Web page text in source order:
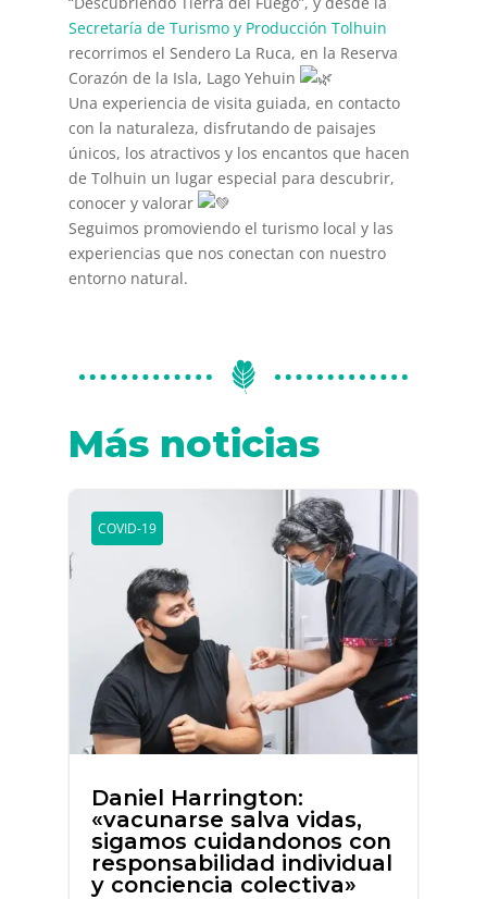
Secretaría de Turismo y Producción Tolhuin
recorrimos el Sendero La Ruca, en la Reserva
Corazón de la Isla, Lago Yehuin
Una experiencia de visita guiada, en contacto
con la naturaleza, disfrutando de paisajes
únicos, los atractivos y los encantos que hacen
de Tolhuin un lugar especial para descubrir,
conocer y valorar
Seguimos promoviendo el turismo local y las
experiencias que nos conectan con nuestro
entorno natural.
Más noticias
COVID-19
Daniel Harrington:
«vacunarse salva vidas,
sigamos cuidandonos con
responsabilidad individual
y conciencia colectiva»